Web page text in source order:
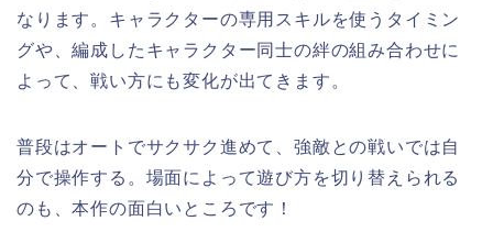
なります。キャラクターの専用スキルを使うタイミン
グや、編成したキャラクター同士の絆の組み合わせに
よって、戦い方にも変化が出てきます。
普段はオートでサクサク進めて、強敵との戦いでは自
分で操作する。場面によって遊び方を切り替えられる
のも、本作の面白いところです！